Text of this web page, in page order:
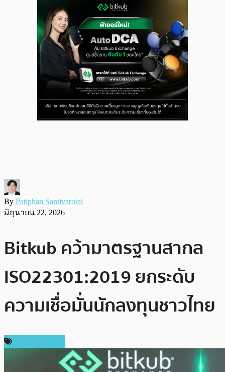
By Patiphan Santivarotai
มิถุนายน 22, 2026
Bitkub คว้ามาตรฐานสากล
ISO22301:2019 ยกระดับ
ความเชื่อมั่นนักลงทุนชาวไทย